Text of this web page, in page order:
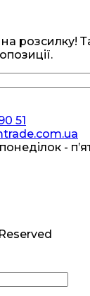
на розсилку!
51
-